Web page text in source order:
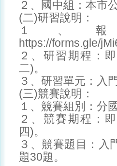
２、國中組：本市
(二)研習說明：
１、
https://forms.gle/
２、研習期程：
二)。
３、研習單元：入
(三)競賽說明：
１、競賽組別：分
２、競賽期程：
四)。
３、競賽題目：入
題30題。